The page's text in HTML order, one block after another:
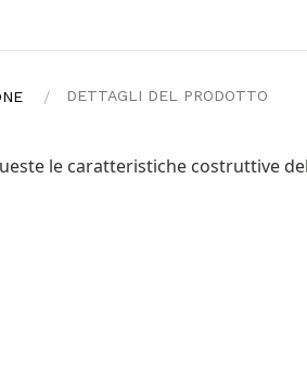
DETTAGLI DEL PRODOTTO
le caratteristiche costruttive